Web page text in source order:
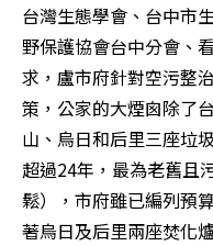
台灣生態學會、台中市
野保護協會台中分會、
求，盧市府針對空污整
策，公家的大煙囪除了
山、烏日和后里三座垃
超過24年，最為老舊且
鬆），市府雖已編列預
著烏日及后里兩座焚化